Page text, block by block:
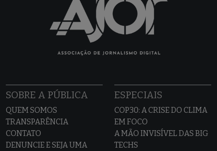
SOBRE A PÚBLICA
QUEM SOMOS
TRANSPARÊNCIA
CONTATO
DENUNCIE E SEJA UMA
ESPECIAIS
COP30: A CRISE DO CLIMA
EM FOCO
A MÃO INVISÍVEL DAS BIG
TECHS